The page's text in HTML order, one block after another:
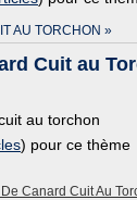
AU TORCHON »
Cuit au
au torchon
) pour ce thème
Canard Cuit Au